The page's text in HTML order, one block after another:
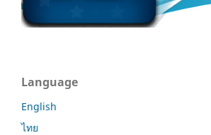
Language
English
ไทย